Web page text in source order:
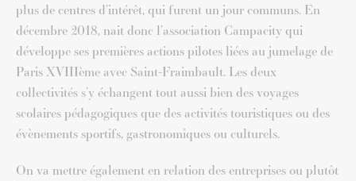
plus de centres d’intérêt, qui furent un jour communs. En
décembre 2018, nait donc l’association Campacity qui
développe ses premières actions pilotes liées au jumelage de
Paris XVIIIème avec Saint-Fraimbault. Les deux
collectivités s’y échangent tout aussi bien des voyages
scolaires pédagogiques que des activités touristiques ou des
évènements sportifs, gastronomiques ou culturels.
On va mettre également en relation des entreprises ou plutôt